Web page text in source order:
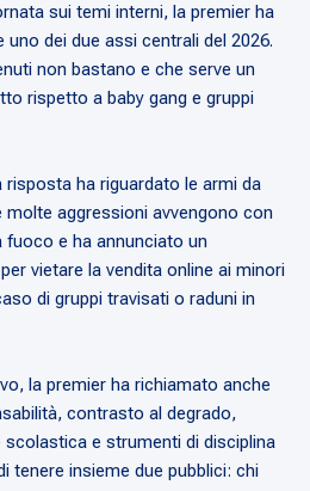
sui temi interni, la premier ha
dei due assi centrali del 2026.
non bastano e che serve un
rispetto a baby gang e gruppi
risposta ha riguardato le armi da
aggressioni avvengono con
e ha annunciato un
vietare la vendita online ai minori
di gruppi travisati o raduni in
la premier ha richiamato anche
contrasto al degrado,
scolastica e strumenti di disciplina
tenere insieme due pubblici: chi